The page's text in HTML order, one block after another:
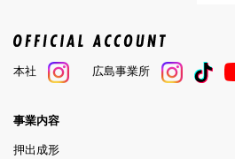
本社 広島事業所
事業内容
押出成形